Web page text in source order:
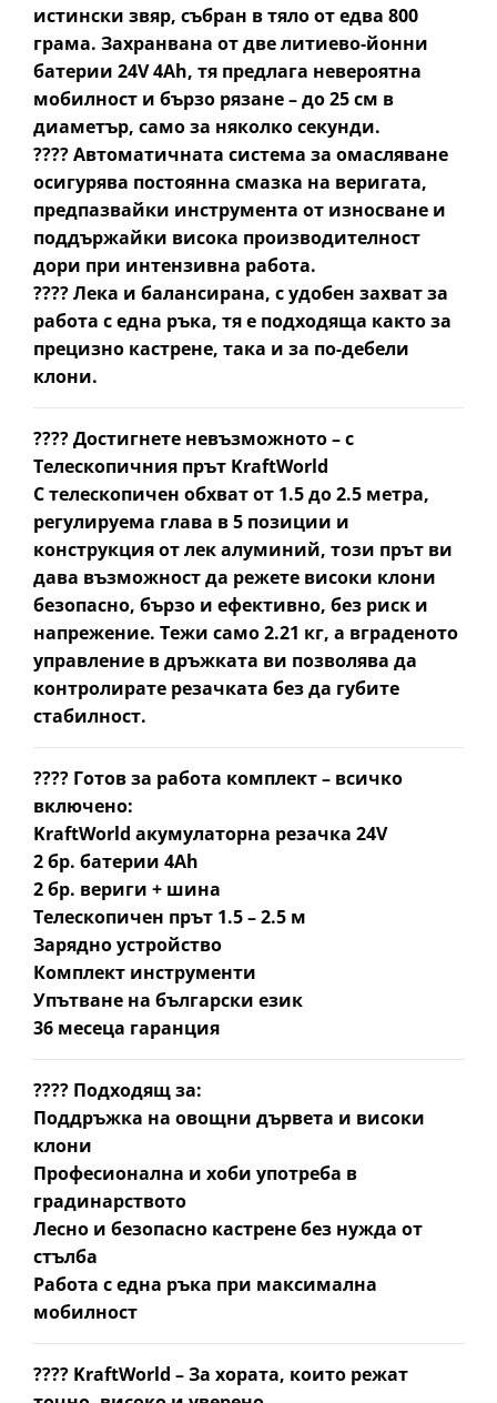
истински звяр, събран в тяло от едва 800
грама. Захранвана отдве литиево-йонни
батерии 24V 4Ah, тя предлага невероятна
мобилност и бързо рязане– до 25 см в
диаметър, само за няколко секунди.
????Автоматичната система за омасляване
осигурява постоянна смазка на веригата,
предпазвайки инструмента от износване и
поддържайки висока производителност
дори при интензивна работа.
???? Лека и балансирана, судобен захват за
работа с една ръка, тя е подходяща както за
прецизно кастрене, така и за по-дебели
клони.
????Достигнете невъзможното – с
Телескопичния прът KraftWorld
Стелескопичен обхват от 1.5 до 2.5 метра,
регулируема глава в 5 позиции и
конструкция от лек алуминий, този прът ви
дава възможност да режете високи клони
безопасно, бързо и ефективно, без риск и
напрежение. Тежи само2.21 кг, а вграденото
управление в дръжката ви позволява да
контролирате резачката без да губите
стабилност.
???? Готов за работа комплект – всичко
включено:
KraftWorld акумулаторна резачка 24V
2 бр. батерии 4Ah
2 бр. вериги + шина
Телескопичен прът 1.5 – 2.5 м
Зарядно устройство
Комплект инструменти
Упътване на български език
36 месеца гаранция
???? Подходящ за:
Поддръжка на овощни дървета и високи
клони
Професионална и хоби употреба в
градинарството
Лесно и безопасно кастрене без нужда от
стълба
Работа с една ръка при максимална
мобилност
???? KraftWorld – За хората, които режат